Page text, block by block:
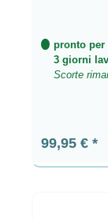
pronto per
3 giorni
Scorte
Prezzo
99,95 €